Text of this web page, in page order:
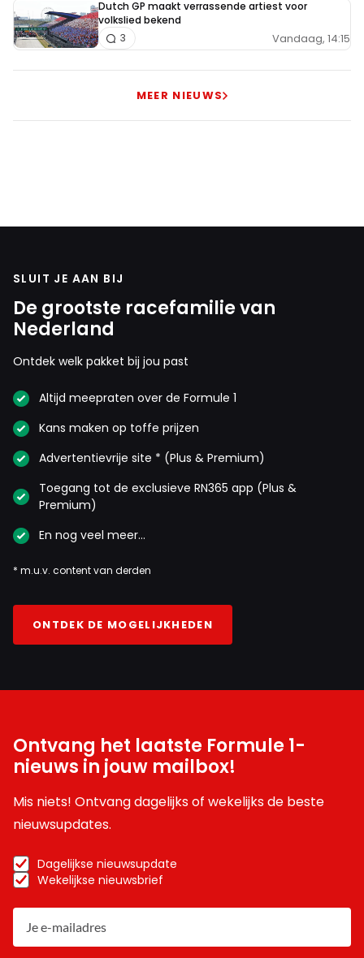
Dutch GP maakt verrassende artiest voor
volkslied bekend
Vandaag, 14:15
3
MEER NIEUWS
SLUIT JE AAN BIJ
De grootste racefamilie van
Nederland
Ontdek welk pakket bij jou past
Altijd meepraten over de Formule 1
Kans maken op toffe prijzen
Advertentievrije site * (Plus & Premium)
Toegang tot de exclusieve RN365 app (Plus &
Premium)
En nog veel meer…
* m.u.v. content van derden
ONTDEK DE MOGELIJKHEDEN
Ontvang het laatste Formule 1-
nieuws in jouw mailbox!
Mis niets! Ontvang dagelijks of wekelijks de beste
nieuwsupdates.
Dagelijkse nieuwsupdate
Wekelijkse nieuwsbrief